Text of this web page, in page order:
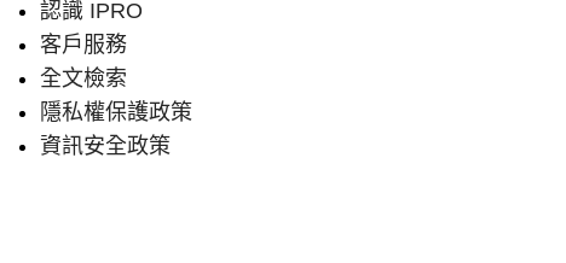
認識 IPRO
客戶服務
全文檢索
隱私權保護政策
資訊安全政策